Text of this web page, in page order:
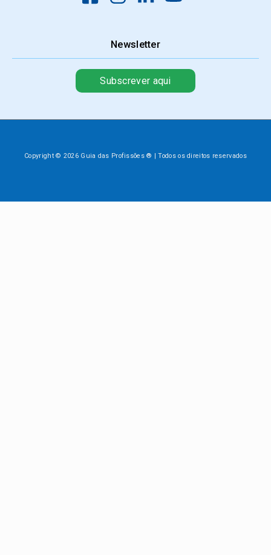
Newsletter
Subscrever aqui
Copyright © 2026 Guia das Profissões ® | Todos os direitos reservados